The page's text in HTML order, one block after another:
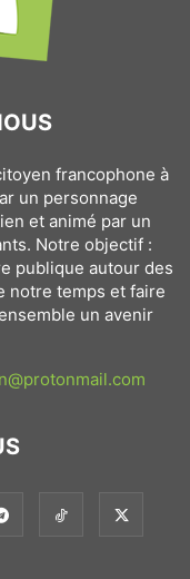
francophone à
un personnage
et animé par un
Notre objectif :
publique autour des
notre temps et faire
un avenir